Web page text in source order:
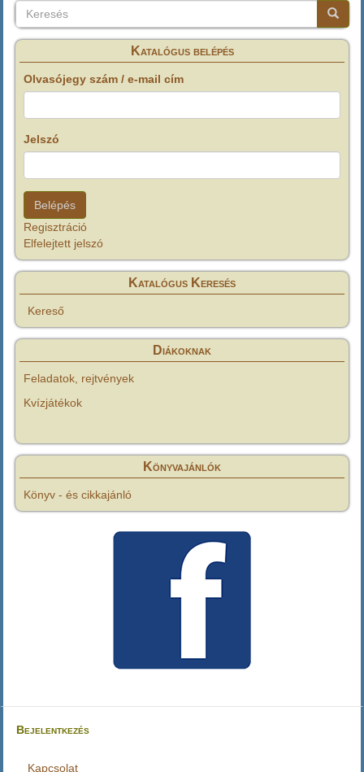
Keresés
Keresés
Katalógus belépés
Olvasójegy szám / e-mail cím
Jelszó
Regisztráció
Elfelejtett jelszó
Katalógus Keresés
Kereső
Diákoknak
Feladatok, rejtvények
Kvízjátékok
Könyvajánlók
Könyv - és cikkajánló
Felhasználói
fiók
Bejelentkezés
Kapcsolat